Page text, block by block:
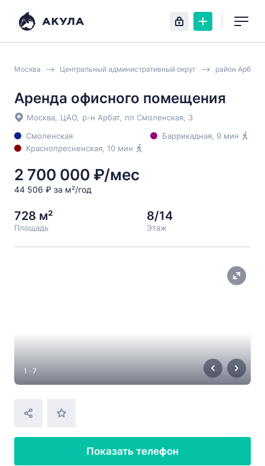
Москва Центральный административный округ район Арбат
Аренда офисного помещения
Москва ЦАО р-н Арбат, пл Смоленская , 3
Смоленская
Баррикадная , 9 мин
Краснопресненская , 10 мин
2 700 000 ₽/мес
44 506 ₽ за м²/год
728 м²
Площадь
8/14
Этаж
1 · 7
Показать телефон